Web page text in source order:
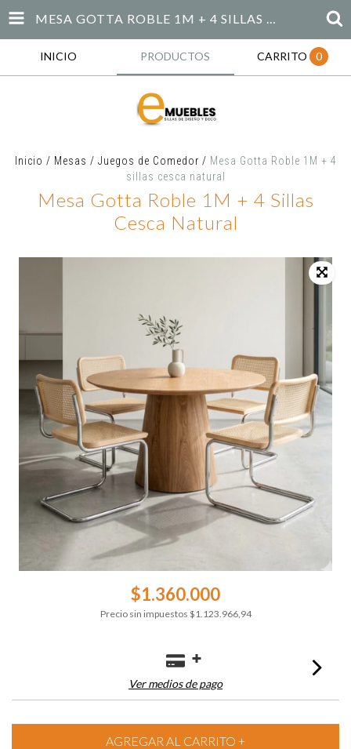
MESA GOTTA ROBLE 1M + 4 SILLAS CESCA NATURAL
INICIO PRODUCTOS CARRITO 0
Inicio / Mesas / Juegos de Comedor / Mesa Gotta Roble 1M + 4
sillas cesca natural
Mesa Gotta Roble 1M + 4 Sillas
Cesca Natural
$1.360.000
Precio sin impuestos $1.123.966,94
Ver medios de pago